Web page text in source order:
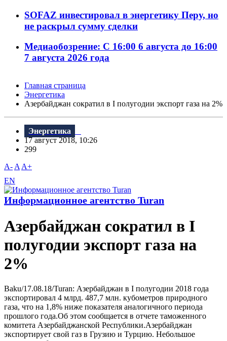
SOFAZ инвестировал в энергетику Перу, но
не раскрыл сумму сделки
Медиаобозрение: С 16:00 6 августа до 16:00
7 августа 2026 года
Главная страница
Энергетика
Азербайджан сократил в I полугодии экспорт газа на 2%
Энергетика
17 август 2018, 10:26
299
A- A A+
EN
Информационное агентство Turan
Азербайджан сократил в I
полугодии экспорт газа на
2%
Baku/17.08.18/Turan: Азербайджан в I полугодии 2018 года
экспортировал 4 млрд. 487,7 млн. кубометров природного
газа, что на 1,8% ниже показателя аналогичного периода
прошлого года.Об этом сообщается в отчете таможенного
комитета Азербайджанской Республики.Азербайджан
экспортирует свой газ в Грузию и Турцию. Небольшое